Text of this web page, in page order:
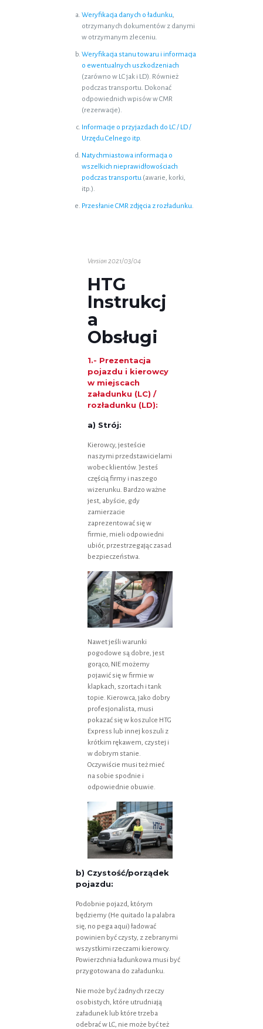
Weryfikacja danych o ładunku,
otrzymanych dokumentów z danymi
w otrzymanym zleceniu.
Weryfikacja stanu towaru i informacja
o ewentualnych uszkodzeniach
(zarówno w LC jak i LD). Również
podczas transportu. Dokonać
odpowiednich wpisów w CMR
(rezerwacje).
Informacje o przyjazdach do LC / LD /
Urzędu Celnego itp.
Natychmiastowa informacja o
wszelkich nieprawidłowościach
podczas transportu (awarie, korki,
itp.).
Przesłanie CMR zdjęcia z rozładunku.
Version 2021/03/04
HTG
Instrukcj
a
Obsługi
1.- Prezentacja
pojazdu i kierowcy
w miejscach
załadunku (LC) /
rozładunku (LD):
a) Strój:
Kierowcy, jesteście
naszymi przedstawicielami
wobec klientów. Jesteś
częścią firmy i naszego
wizerunku. Bardzo ważne
jest, abyście, gdy
zamierzacie
zaprezentować się w
firmie, mieli odpowiedni
ubiór, przestrzegając zasad
bezpieczeństwa.
Nawet jeśli warunki
pogodowe są dobre, jest
gorąco, NIE możemy
pojawić się w firmie w
klapkach, szortach i tank
topie. Kierowca, jako dobry
profesjonalista, musi
pokazać się w koszulce HTG
Express lub innej koszuli z
krótkim rękawem, czystej i
w dobrym stanie.
Oczywiście musi też mieć
na sobie spodnie i
odpowiednie obuwie.
b) Czystość/porządek
pojazdu:
Podobnie pojazd, którym
będziemy (He quitado la palabra
się, no pega aqui) ładować
powinien być czysty, z zebranymi
wszystkimi rzeczami kierowcy.
Powierzchnia ładunkowa musi być
przygotowana do załadunku.
Nie może być żadnych rzeczy
osobistych, które utrudniają
załadunek lub które trzeba
odebrać w LC, nie może być też